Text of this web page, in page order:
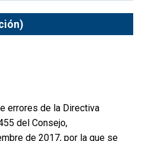
errores de la Directiva
del Consejo,
de 2017, por la que se